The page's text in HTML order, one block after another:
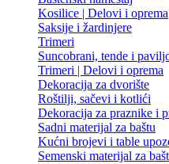
Kosilice | Delovi i oprema
Saksije i žardinjere
Trimeri
Suncobrani, tende i
Trimeri | Delovi i oprema
Dekoracija za dvorište
Roštilji, sačevi i kotlići
Dekoracija za praznike i
Sadni materijal za baštu
Kućni brojevi i table
Semenski materijal za